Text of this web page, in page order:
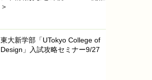
＞
東大新学部「UTokyo College of
Design」入試攻略セミナー9/27